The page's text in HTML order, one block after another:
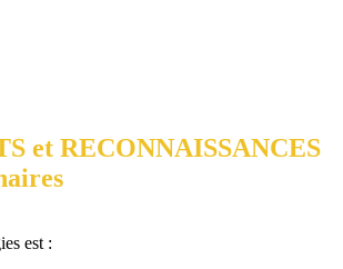
et RECONNAISSANCES
est :